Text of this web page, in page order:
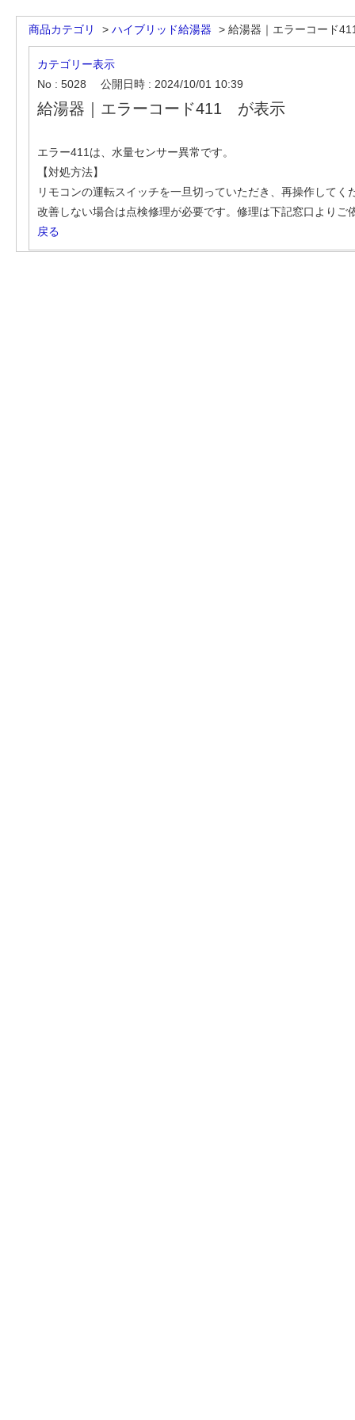
商品カテゴリ > ハイブリッド給湯器 > 給湯器｜エラーコード
カテゴリー表示
No : 5028
公開日時 : 2024/10/01 10:39
給湯器｜エラーコード411 が表示
エラー411は、水量センサー異常です。
【対処方法】
リモコンの運転スイッチを一旦切っていただき、再操作してく
改善しない場合は点検修理が必要です。修理は下記窓口よりご
戻る